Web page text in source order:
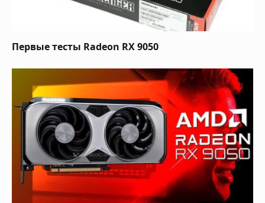
Первые тесты Radeon RX 9050